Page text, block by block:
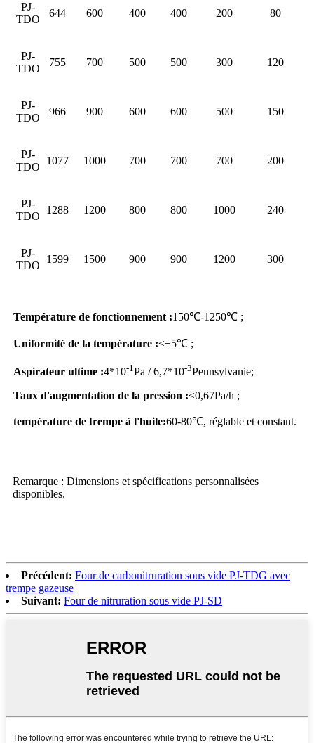
PJ-
TDO
644 600 400 400 200 80
PJ-
TDO
755 700 500 500 300 120
PJ-
TDO
966 900 600 600 500 150
PJ-
TDO
1077 1000 700 700 700 200
PJ-
TDO
1288 1200 800 800 1000 240
PJ-
TDO
1599 1500 900 900 1200 300
Température de fonctionnement :150℃-1250℃ ;
Uniformité de la température :≤±5℃ ;
Aspirateur ultime :4*10-1 Pa / 6,7*10-3Pennsylvanie;
Taux d'augmentation de la pression :≤0,67Pa/h ;
température de trempe à l'huile:60-80℃, réglable et constant.
Remarque : Dimensions et spécifications personnalisées
disponibles.
Précédent: Four de carbonitruration sous vide PJ-TDG avec
trempe gazeuse
Suivant: Four de nitruration sous vide PJ-SD